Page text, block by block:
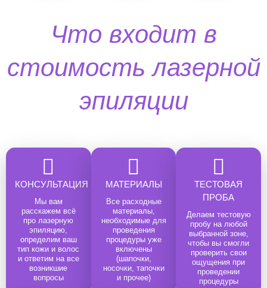
Что входит в
стоимость лазерной
эпиляции
КОНСУЛЬТАЦИЯ
Мы вам
расскажем всё
про лазерную
эпиляцию,
определим ваш
тип кожи и волос
и ответим на все
возникшие
вопросы
МАТЕРИАЛЫ
Все расходные
материалы,
необходимые для
проведения
процедуры уже
включены
(шапочки,
носочки, тапочки
и прочее)
ТЕСТОВАЯ
ПРОБА
Делаем тестовую
пробу на любой
выбранной зоне,
чтобы вы смогли
проверить свои
ощущения при
проведении
процедуры